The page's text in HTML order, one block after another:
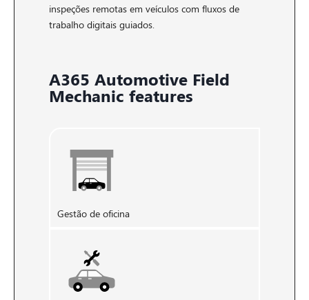
inspeções remotas em veículos com fluxos de
trabalho digitais guiados.
A365 Automotive Field
Mechanic features
Gestão de oficina